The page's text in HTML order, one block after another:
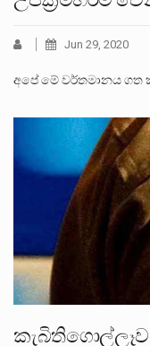
Jun 29, 2020
අපේ මේ වර්තමානය ගත